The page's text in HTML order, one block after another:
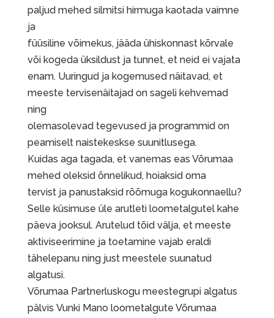
paljud mehed silmitsi hirmuga kaotada vaimne
ja
füüsiline võimekus, jääda ühiskonnast kõrvale
või kogeda üksildust ja tunnet, et neid ei vajata
enam. Uuringud ja kogemused näitavad, et
meeste tervisenäitajad on sageli kehvemad
ning
olemasolevad tegevused ja programmid on
peamiselt naistekeskse suunitlusega.
Kuidas aga tagada, et vanemas eas Võrumaa
mehed oleksid õnnelikud, hoiaksid oma
tervist ja panustaksid rõõmuga kogukonnaellu?
Selle küsimuse üle arutleti loometalgutel kahe
päeva jooksul. Arutelud tõid välja, et meeste
aktiviseerimine ja toetamine vajab eraldi
tähelepanu ning just meestele suunatud
algatusi.
Võrumaa Partnerluskogu meestegrupi algatus
pälvis Vunki Mano loometalgute Võrumaa